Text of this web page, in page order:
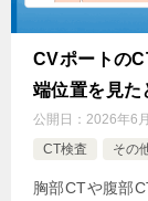
CVポートの
端位置を見た
公開日： 2026年6
CT検査
その
胸部CTや腹部